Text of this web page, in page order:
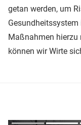
getan werden, um
Maßnahmen hierzu
können wir Wirte